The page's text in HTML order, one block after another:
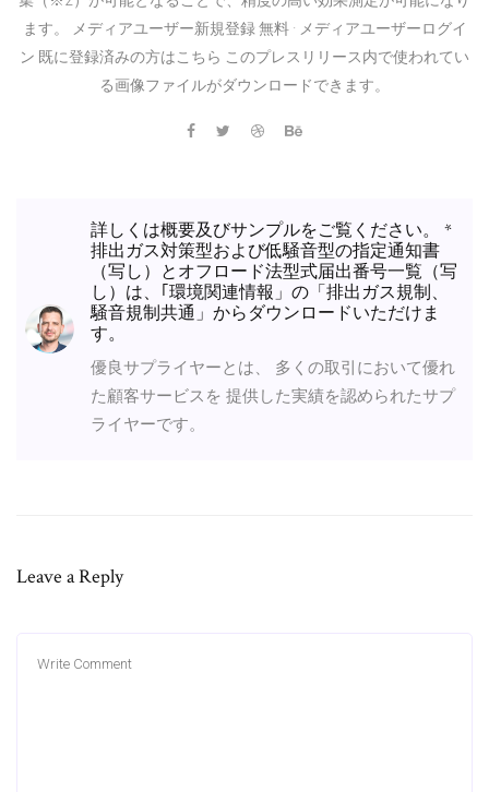
ます。 メディアユーザー新規登録 無料 · メディアユーザーログイ
ン 既に登録済みの方はこちら このプレスリリース内で使われてい
る画像ファイルがダウンロードできます。
詳しくは概要及びサンプルをご覧ください。 *
排出ガス対策型および低騒音型の指定通知書
（写し）とオフロード法型式届出番号一覧（写
し）は、｢環境関連情報」の「排出ガス規制、
騒音規制共通」からダウンロードいただけま
す。
優良サプライヤーとは、 多くの取引において優れ
た顧客サービスを 提供した実績を認められたサプ
ライヤーです。
Leave a Reply